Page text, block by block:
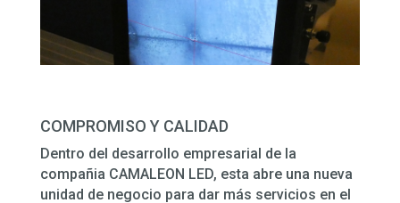
COMPROMISO Y CALIDAD
Dentro del desarrollo empresarial de la
compañia CAMALEON LED, esta abre una nueva
unidad de negocio para dar más servicios en el